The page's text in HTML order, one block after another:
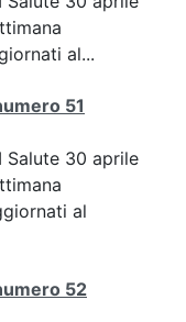
al...
51
Salute 30 aprile
al
52